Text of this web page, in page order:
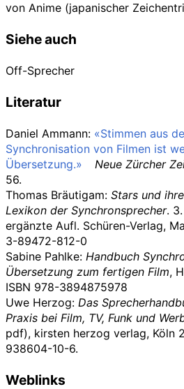
von Anime (japanischer
Siehe auch
Off-Sprecher
Literatur
Daniel Ammann: «Stimmen aus
Synchronisation von Filmen ist
Übersetzung.»
Neue Zürcher
56.
Thomas Bräutigam: Stars und
Lexikon der Synchronsprecher.
ergänzte Aufl. Schüren-Verlag,
3-89472-812-0
Sabine Pahlke: Handbuch
Übersetzung zum fertigen Film,
ISBN 978-3894875978
Uwe Herzog: Das
Praxis bei Film, TV, Funk und
pdf), kirsten herzog verlag, Köln
938604-10-6.
Weblinks